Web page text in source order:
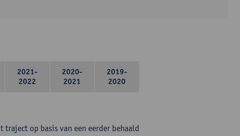
2021-
2022
2020-
2021
2019-
2020
op basis van een eerder behaald